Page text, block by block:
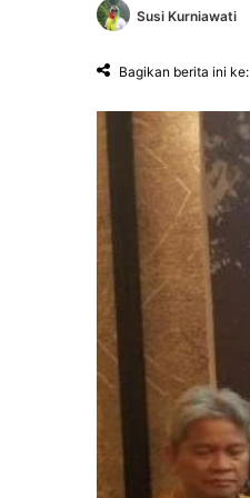
Susi Kurniawati
Bagikan berita ini ke: